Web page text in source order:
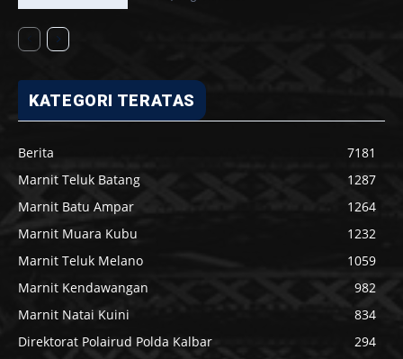
KATEGORI TERATAS
Berita
7181
Marnit Teluk Batang
1287
Marnit Batu Ampar
1264
Marnit Muara Kubu
1232
Marnit Teluk Melano
1059
Marnit Kendawangan
982
Marnit Natai Kuini
834
Direktorat Polairud Polda Kalbar
294